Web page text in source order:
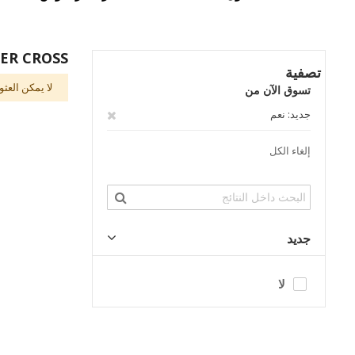
CROSS
لا يمكن
تصفية
تسوق الآن من
جديد نعم
إلغاء الكل
جديد
لا